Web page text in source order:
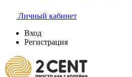
Личный кабинет
Вход
Регистрация